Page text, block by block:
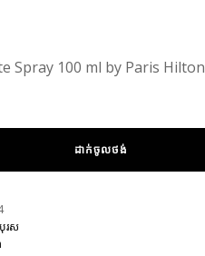
Spray 100 ml by Paris Hilton
ដាក់ចូលថង់
រស